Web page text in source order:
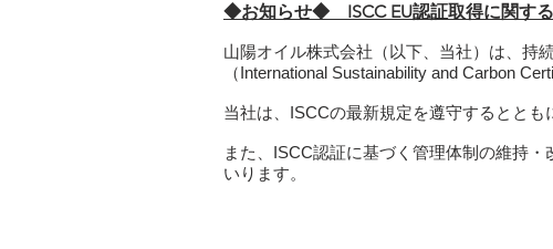
◆お知らせ◆ ISCC EU認証取得に関す
山陽オイル株式会社（以下、当社）は、持
（International Sustainability and Carbon
当社は、ISCCの最新規定を遵守するとと
また、ISCC認証に基づく管理体制の維持
いります。